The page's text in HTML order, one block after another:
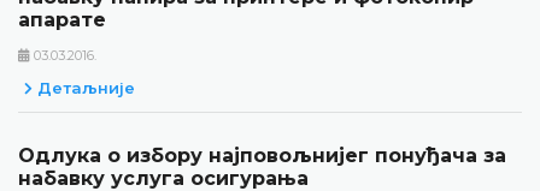
апарате
03.03.2016.
Детаљније
Одлука о избору најповољнијег понуђача за
набавку услуга осигурања